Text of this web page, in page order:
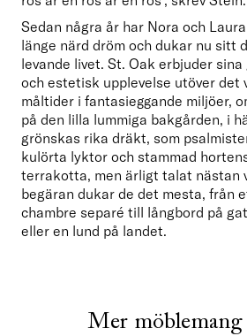
Sedan några år har Nora och
länge närd dröm och dukar nu sitt
levande livet. St. Oak erbjuder
och estetisk upplevelse utöver det
måltider i fantasieggande miljöer,
på den lilla lummiga bakgården, i
grönskas rika dräkt, som
kulörta lyktor och stammad
terrakotta, men ärligt talat nästan
begäran dukar de det mesta, från
chambre separé till långbord på
eller en lund på landet.
Mer möblemang